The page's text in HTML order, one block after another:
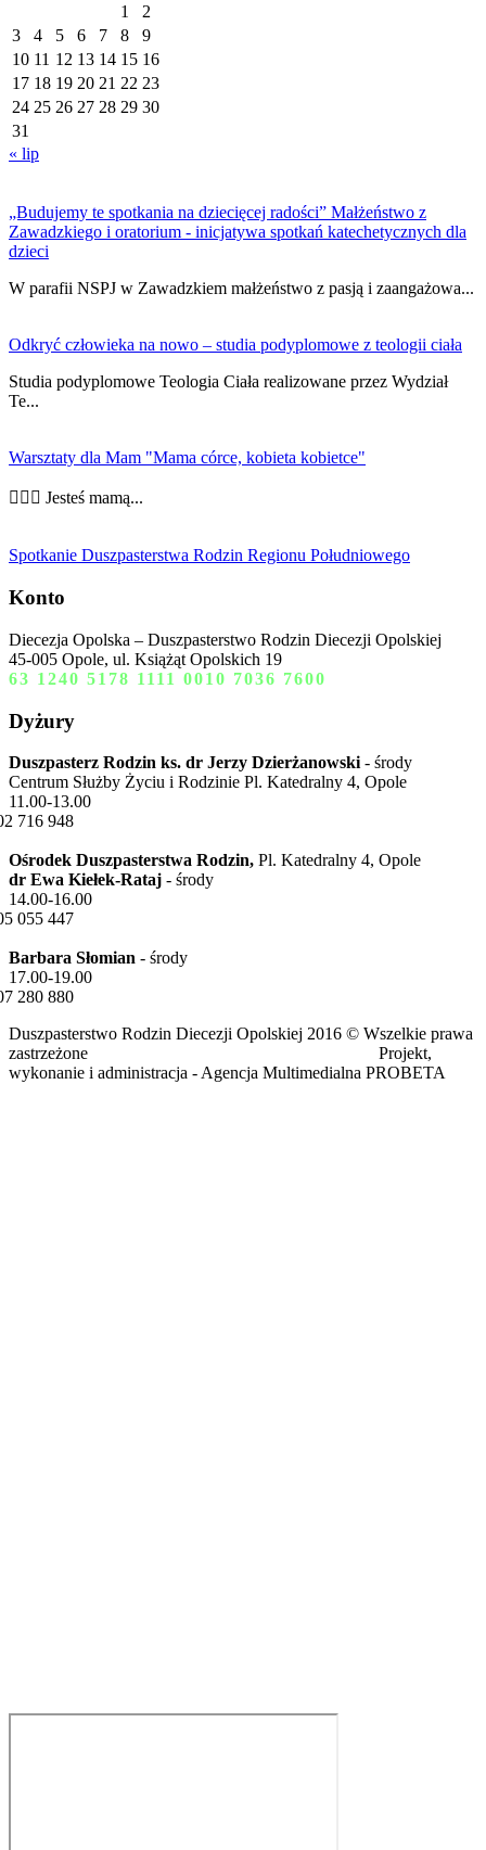
1
2
3
4 5 6 7 8
9
10 11 12 13 14 15 16
17 18 19 20 21 22 23
24 25 26 27 28 29 30
31
« lip
„Budujemy te spotkania na dziecięcej radości” Małżeństwo z
Zawadzkiego i oratorium - inicjatywa spotkań katechetycznych dla
dzieci
W parafii NSPJ w Zawadzkiem małżeństwo z pasją i zaangażowa...
Odkryć człowieka na nowo – studia podyplomowe z teologii ciała
Studia podyplomowe Teologia Ciała realizowane przez Wydział
Te...
Warsztaty dla Mam "Mama córce, kobieta kobietce"
👩‍❤️‍👩 Jesteś mamą...
Spotkanie Duszpasterstwa Rodzin Regionu Południowego
Konto
Diecezja Opolska – Duszpasterstwo Rodzin Diecezji Opolskiej
45-005 Opole, ul. Książąt Opolskich 19
63 1240 5178 1111 0010 7036 7600
Dyżury
Duszpasterz Rodzin ks. dr Jerzy Dzierżanowski - środy
Centrum Służby Życiu i Rodzinie Pl. Katedralny 4, Opole
11.00-13.00
716 948
Ośrodek Duszpasterstwa Rodzin, Pl. Katedralny 4, Opole
dr Ewa Kiełek-Rataj - środy
14.00-16.00
055 447
Barbara Słomian - środy
17.00-19.00
280 880
Duszpasterstwo Rodzin Diecezji Opolskiej 2016 © Wszelkie prawa
zastrzeżone Projekt,
wykonanie i administracja - Agencja Multimedialna PROBETA